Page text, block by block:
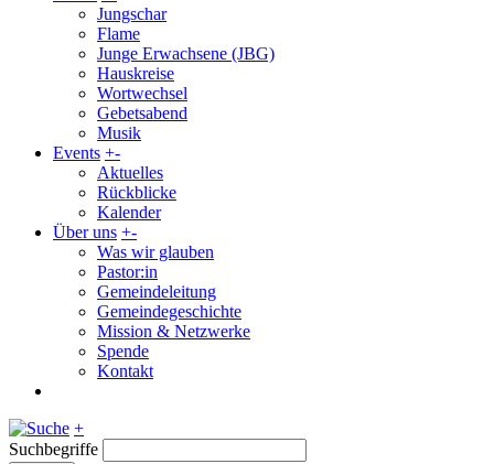
Jungschar
Flame
Junge Erwachsene (JBG)
Hauskreise
Wortwechsel
Gebetsabend
Musik
Events +-
Aktuelles
Rückblicke
Kalender
Über uns +-
Was wir glauben
Pastor:in
Gemeindeleitung
Gemeindegeschichte
Mission & Netzwerke
Spende
Kontakt
+
Suchbegriffe